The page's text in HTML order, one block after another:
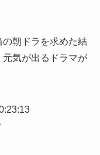
朝ドラを求めた結
気が出るドラマが